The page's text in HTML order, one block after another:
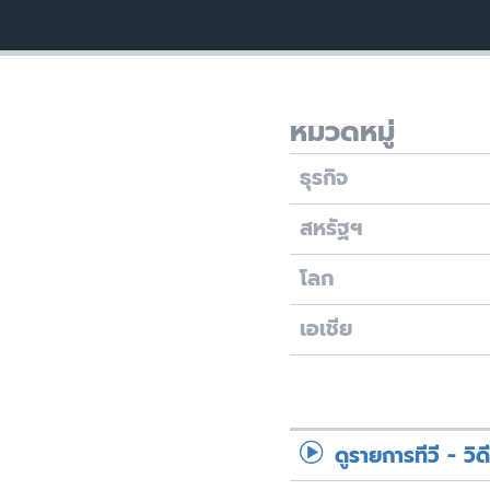
หมวดหมู่
ธุรกิจ
สหรัฐฯ
โลก
เอเชีย
ดูรายการทีวี - วิ